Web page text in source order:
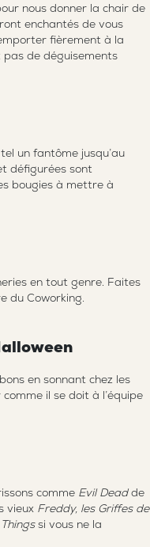
nous donner la chair de
enchantés de vous
fièrement à la
pas de déguisements
un fantôme jusqu’au
défigurées sont
bougies à mettre à
en tout genre. Faites
du Coworking.
en sonnant chez les
il se doit à l’équipe
comme Evil Deadde
vieux Freddy, les Griffes de
si vous ne la